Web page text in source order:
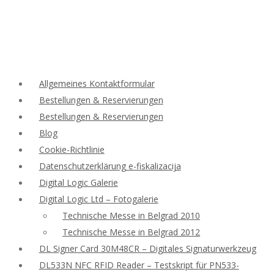
Allgemeines Kontaktformular
Bestellungen & Reservierungen
Bestellungen & Reservierungen
Blog
Cookie-Richtlinie
Datenschutzerklärung e-fiskalizacija
Digital Logic Galerie
Digital Logic Ltd – Fotogalerie
Technische Messe in Belgrad 2010
Technische Messe in Belgrad 2012
DL Signer Card 30M48CR – Digitales Signaturwerkzeug
DL533N NFC RFID Reader – Testskript für PN533-